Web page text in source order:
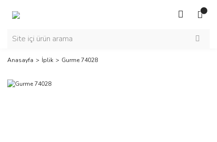
Anasayfa İplik Gurme 74028